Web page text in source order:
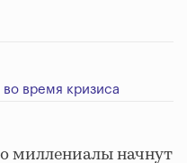
время кризиса
миллениалы начнут